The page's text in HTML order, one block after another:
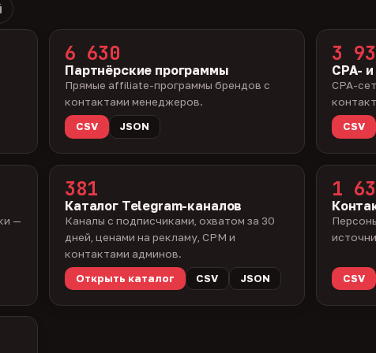
6 630
Партнёрские программы
Прямые affiliate-программы брендов с
контактами менеджеров.
CSV
JSON
3
CPA-
CPA-
CSV
—
381
Каталог Telegram-каналов
Каналы с подписчиками, охватом за 30
дней, ценами на рекламу, CPM и
контактами админов.
Открыть каталог
CSV JSON
1
CSV